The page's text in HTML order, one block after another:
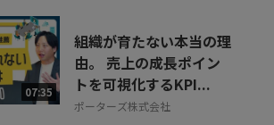
07:35
組織が育たない本当の理
由。 売上の成長ポイン
トを可視化するKPI...
ポーターズ株式会社